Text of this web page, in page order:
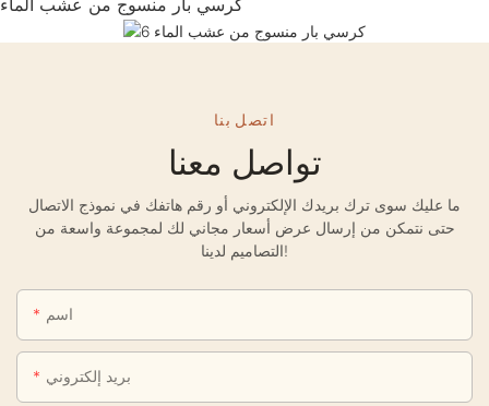
كرسي بار منسوج من عشب الماء
اتصل بنا
تواصل معنا
ما عليك سوى ترك بريدك الإلكتروني أو رقم هاتفك في نموذج الاتصال
حتى نتمكن من إرسال عرض أسعار مجاني لك لمجموعة واسعة من
التصاميم لدينا!
اسم
بريد إلكتروني